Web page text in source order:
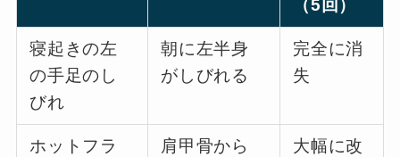
（5回）
寝起きの左
の手足のし
びれ
朝に左半身
がしびれる
完全に消
失
ホットフラ
肩甲骨から
大幅に改